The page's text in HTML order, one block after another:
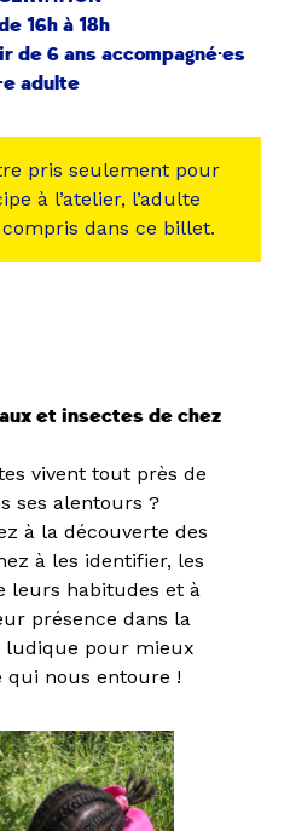
16h à 18h
de 6 ans accompagné·es
adulte
pris seulement pour
à l’atelier, l’adulte
dans ce billet.
et insectes de chez
vivent tout près de
ses alentours ?
à la découverte des
à les identifier, les
leurs habitudes et à
présence dans la
ludique pour mieux
qui nous entoure !